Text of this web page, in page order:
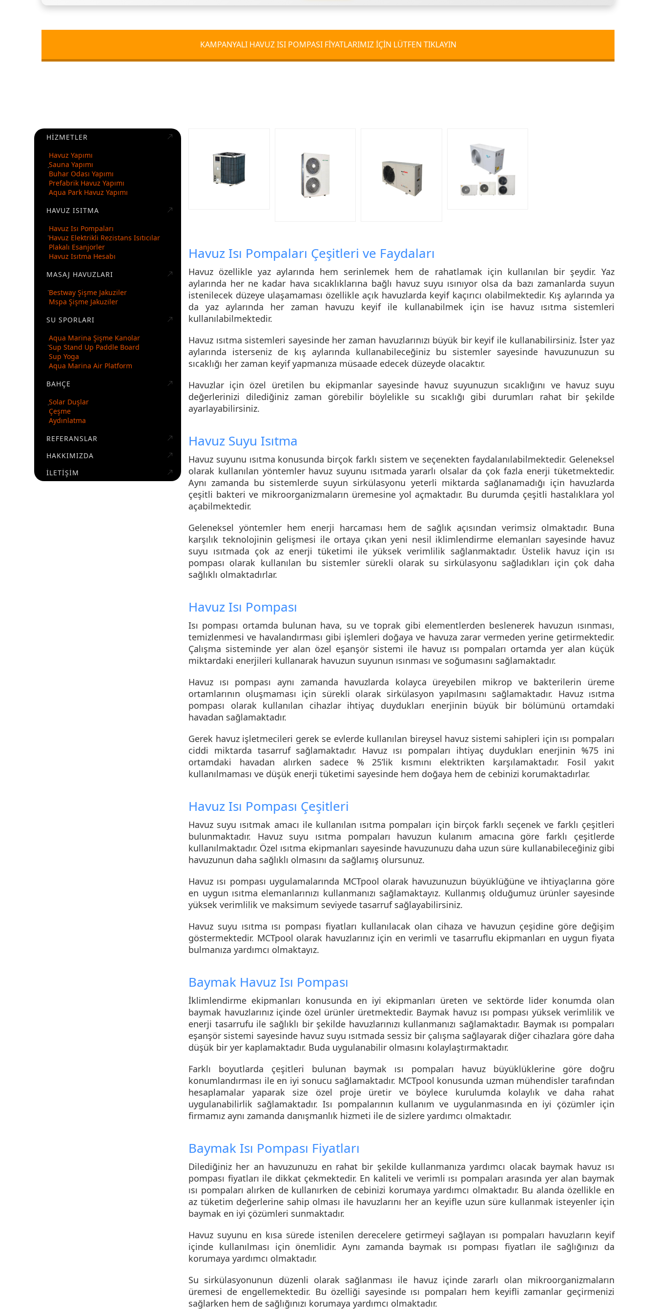
KAMPANYALI HAVUZ ISI POMPASI FİYATLARIMIZ İÇİN LÜTFEN TIKLAYIN
HIZMETLER
Havuz Yapımı
Sauna Yapımı
Buhar Odası Yapımı
Prefabrik Havuz Yapımı
Aqua Park Havuz Yapımı
HAVUZ ISITMA
Havuz Isı Pompaları
Havuz Elektrikli Rezistans Isıtıcılar
Plakalı Esanjorler
Havuz Isıtma Hesabı
MASAJ HAVUZLARI
Bestway Şişme Jakuziler
Mspa Şişme Jakuziler
SU SPORLARI
Aqua Marina Şişme Kanolar
Sup Stand Up Paddle Board
Sup Yoga
Aqua Marina Air Platform
BAHÇE
Solar Duşlar
Çeşme
Aydınlatma
REFERANSLAR
HAKKIMIZDA
İLETIŞIM
Havuz Isı Pompaları Çeşitleri ve Faydaları
Havuz özellikle yaz aylarında hem serinlemek hem de rahatlamak için kullanılan bir şeydir. Yaz
aylarında her ne kadar hava sıcaklıklarına bağlı havuz suyu ısınıyor olsa da bazı zamanlarda suyun
istenilecek düzeye ulaşamaması özellikle açık havuzlarda keyif kaçırıcı olabilmektedir. Kış aylarında ya
da yaz aylarında her zaman havuzu keyif ile kullanabilmek için ise havuz ısıtma sistemleri
kullanılabilmektedir.
Havuz ısıtma sistemleri sayesinde her zaman havuzlarınızı büyük bir keyif ile kullanabilirsiniz. İster yaz
aylarında isterseniz de kış aylarında kullanabileceğiniz bu sistemler sayesinde havuzunuzun su
sıcaklığı her zaman keyif yapmanıza müsaade edecek düzeyde olacaktır.
Havuzlar için özel üretilen bu ekipmanlar sayesinde havuz suyunuzun sıcaklığını ve havuz suyu
değerlerinizi dilediğiniz zaman görebilir böylelikle su sıcaklığı gibi durumları rahat bir şekilde
ayarlayabilirsiniz.
Havuz Suyu Isıtma
Havuz suyunu ısıtma konusunda birçok farklı sistem ve seçenekten faydalanılabilmektedir. Geleneksel
olarak kullanılan yöntemler havuz suyunu ısıtmada yararlı olsalar da çok fazla enerji tüketmektedir.
Aynı zamanda bu sistemlerde suyun sirkülasyonu yeterli miktarda sağlanamadığı için havuzlarda
çeşitli bakteri ve mikroorganizmaların üremesine yol açmaktadır. Bu durumda çeşitli hastalıklara yol
açabilmektedir.
Geleneksel yöntemler hem enerji harcaması hem de sağlık açısından verimsiz olmaktadır. Buna
karşılık teknolojinin gelişmesi ile ortaya çıkan yeni nesil iklimlendirme elemanları sayesinde havuz
suyu ısıtmada çok az enerji tüketimi ile yüksek verimlilik sağlanmaktadır. Üstelik havuz için ısı
pompası olarak kullanılan bu sistemler sürekli olarak su sirkülasyonu sağladıkları için çok daha
sağlıklı olmaktadırlar.
Havuz Isı Pompası
Isı pompası ortamda bulunan hava, su ve toprak gibi elementlerden beslenerek havuzun ısınması,
temizlenmesi ve havalandırması gibi işlemleri doğaya ve havuza zarar vermeden yerine getirmektedir.
Çalışma sisteminde yer alan özel eşanşör sistemi ile havuz ısı pompaları ortamda yer alan küçük
miktardaki enerjileri kullanarak havuzun suyunun ısınması ve soğumasını sağlamaktadır.
Havuz ısı pompası aynı zamanda havuzlarda kolayca üreyebilen mikrop ve bakterilerin üreme
ortamlarının oluşmaması için sürekli olarak sirkülasyon yapılmasını sağlamaktadır. Havuz ısıtma
pompası olarak kullanılan cihazlar ihtiyaç duydukları enerjinin büyük bir bölümünü ortamdaki
havadan sağlamaktadır.
Gerek havuz işletmecileri gerek se evlerde kullanılan bireysel havuz sistemi sahipleri için ısı pompaları
ciddi miktarda tasarruf sağlamaktadır. Havuz ısı pompaları ihtiyaç duydukları enerjinin %75 ini
ortamdaki havadan alırken sadece % 25’lik kısmını elektrikten karşılamaktadır. Fosil yakıt
kullanılmaması ve düşük enerji tüketimi sayesinde hem doğaya hem de cebinizi korumaktadırlar.
Havuz Isı Pompası Çeşitleri
Havuz suyu ısıtmak amacı ile kullanılan ısıtma pompaları için birçok farklı seçenek ve farklı çeşitleri
bulunmaktadır. Havuz suyu ısıtma pompaları havuzun kulanım amacına göre farklı çeşitlerde
kullanılmaktadır. Özel ısıtma ekipmanları sayesinde havuzunuzu daha uzun süre kullanabileceğiniz gibi
havuzunun daha sağlıklı olmasını da sağlamış olursunuz.
Havuz ısı pompası uygulamalarında MCTpool olarak havuzunuzun büyüklüğüne ve ihtiyaçlarına göre
en uygun ısıtma elemanlarınızı kullanmanızı sağlamaktayız. Kullanmış olduğumuz ürünler sayesinde
yüksek verimlilik ve maksimum seviyede tasarruf sağlayabilirsiniz.
Havuz suyu ısıtma ısı pompası fiyatları kullanılacak olan cihaza ve havuzun çeşidine göre değişim
göstermektedir. MCTpool olarak havuzlarınız için en verimli ve tasarruflu ekipmanları en uygun fiyata
bulmanıza yardımcı olmaktayız.
Baymak Havuz Isı Pompası
İklimlendirme ekipmanları konusunda en iyi ekipmanları üreten ve sektörde lider konumda olan
baymak havuzlarınız içinde özel ürünler üretmektedir. Baymak havuz ısı pompası yüksek verimlilik ve
enerji tasarrufu ile sağlıklı bir şekilde havuzlarınızı kullanmanızı sağlamaktadır. Baymak ısı pompaları
eşanşör sistemi sayesinde havuz suyu ısıtmada sessiz bir çalışma sağlayarak diğer cihazlara göre daha
düşük bir yer kaplamaktadır. Buda uygulanabilir olmasını kolaylaştırmaktadır.
Farklı boyutlarda çeşitleri bulunan baymak ısı pompaları havuz büyüklüklerine göre doğru
konumlandırması ile en iyi sonucu sağlamaktadır. MCTpool konusunda uzman mühendisler tarafından
hesaplamalar yaparak size özel proje üretir ve böylece kurulumda kolaylık ve daha rahat
uygulanabilirlik sağlamaktadır. Isı pompalarının kullanım ve uygulanmasında en iyi çözümler için
firmamız aynı zamanda danışmanlık hizmeti ile de sizlere yardımcı olmaktadır.
Baymak Isı Pompası Fiyatları
Dilediğiniz her an havuzunuzu en rahat bir şekilde kullanmanıza yardımcı olacak baymak havuz ısı
pompası fiyatları ile dikkat çekmektedir. En kaliteli ve verimli ısı pompaları arasında yer alan baymak
ısı pompaları alırken de kullanırken de cebinizi korumaya yardımcı olmaktadır. Bu alanda özellikle en
az tüketim değerlerine sahip olması ile havuzlarını her an keyifle uzun süre kullanmak isteyenler için
baymak en iyi çözümleri sunmaktadır.
Havuz suyunu en kısa sürede istenilen derecelere getirmeyi sağlayan ısı pompaları havuzların keyif
içinde kullanılması için önemlidir. Aynı zamanda baymak ısı pompası fiyatları ile sağlığınızı da
korumaya yardımcı olmaktadır.
Su sirkülasyonunun düzenli olarak sağlanması ile havuz içinde zararlı olan mikroorganizmaların
üremesi de engellemektedir. Bu özelliği sayesinde ısı pompaları hem keyifli zamanlar geçirmenizi
sağlarken hem de sağlığınızı korumaya yardımcı olmaktadır.